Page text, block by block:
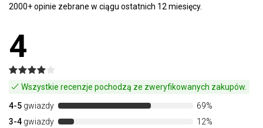
2000+ opinie zebrane w ciągu ostatnich 12 miesięcy.
4
Wszystkie recenzje pochodzą ze zweryfikowanych zakupów.
4-5 gwiazdy
69%
3-4 gwiazdy
12%